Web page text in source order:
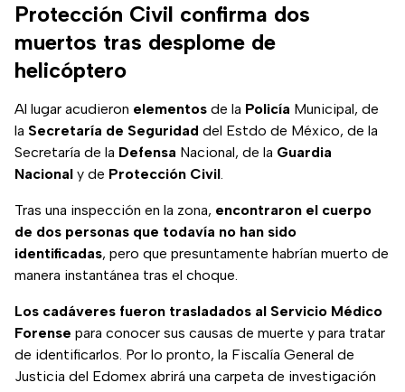
Protección Civil confirma dos
muertos tras desplome de
helicóptero
Al lugar acudieron elementos de la Policía Municipal, de
la Secretaría de Seguridad del Estdo de México, de la
Secretaría de la Defensa Nacional, de la Guardia
Nacional y de Protección Civil.
Tras una inspección en la zona, encontraron el cuerpo
de dos personas que todavía no han sido
identificadas, pero que presuntamente habrían muerto de
manera instantánea tras el choque.
Los cadáveres fueron trasladados al Servicio Médico
Forense para conocer sus causas de muerte y para tratar
de identificarlos. Por lo pronto, la Fiscalía General de
Justicia del Edomex abrirá una carpeta de investigación